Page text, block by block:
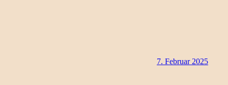
7. Februar 2025